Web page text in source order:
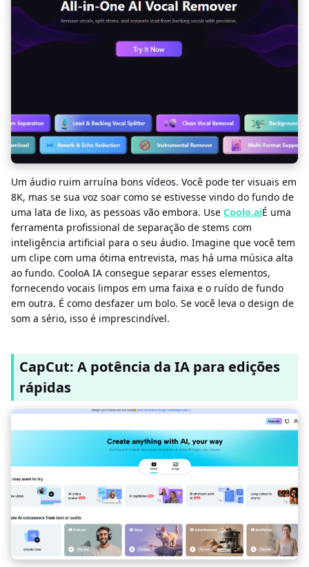
Um áudio ruim arruína bons vídeos. Você pode ter visuais em
8K, mas se sua voz soar como se estivesse vindo do fundo de
uma lata de lixo, as pessoas vão embora. Use Coolo.aiÉ uma
ferramenta profissional de separação de stems com
inteligência artificial para o seu áudio. Imagine que você tem
um clipe com uma ótima entrevista, mas há uma música alta
ao fundo. CooloA IA consegue separar esses elementos,
fornecendo vocais limpos em uma faixa e o ruído de fundo
em outra. É como desfazer um bolo. Se você leva o design de
som a sério, isso é imprescindível.
CapCut: A potência da IA ​​para edições
rápidas